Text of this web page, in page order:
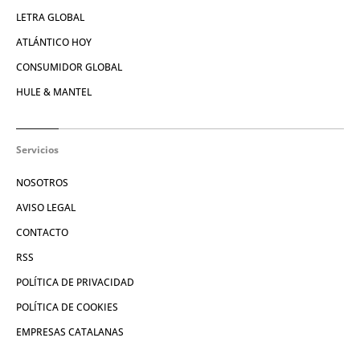
LETRA GLOBAL
ATLÁNTICO HOY
CONSUMIDOR GLOBAL
HULE & MANTEL
Servicios
NOSOTROS
AVISO LEGAL
CONTACTO
RSS
POLÍTICA DE PRIVACIDAD
POLÍTICA DE COOKIES
EMPRESAS CATALANAS